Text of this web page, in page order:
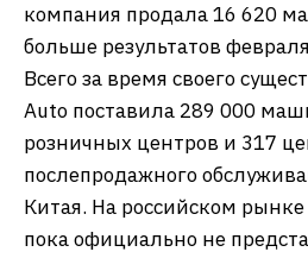
компания продала 16 620
больше результатов
Всего за время своего
Auto поставила 289 000
розничных центров и 317
послепродажного
Китая. На российском
пока официально не